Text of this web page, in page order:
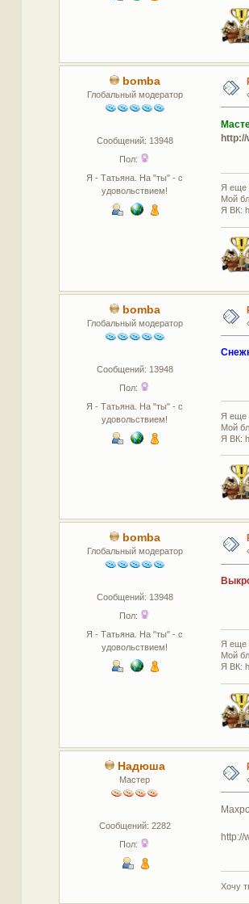
bomba
Глобальный модератор
Сообщений: 13948
Пол:
Я - Татьяна. На "ты" - с
удовольствием!
Я еще
Мой
Я ВК:
bomba
Глобальный модератор
Сообщений: 13948
Пол:
Я - Татьяна. На "ты" - с
удовольствием!
Я еще
Мой
Я ВК:
bomba
Глобальный модератор
Сообщений: 13948
Пол:
Я - Татьяна. На "ты" - с
удовольствием!
Я еще
Мой
Я ВК:
Надюша
Мастер
Сообщений: 2282
Пол:
http://
Хочу